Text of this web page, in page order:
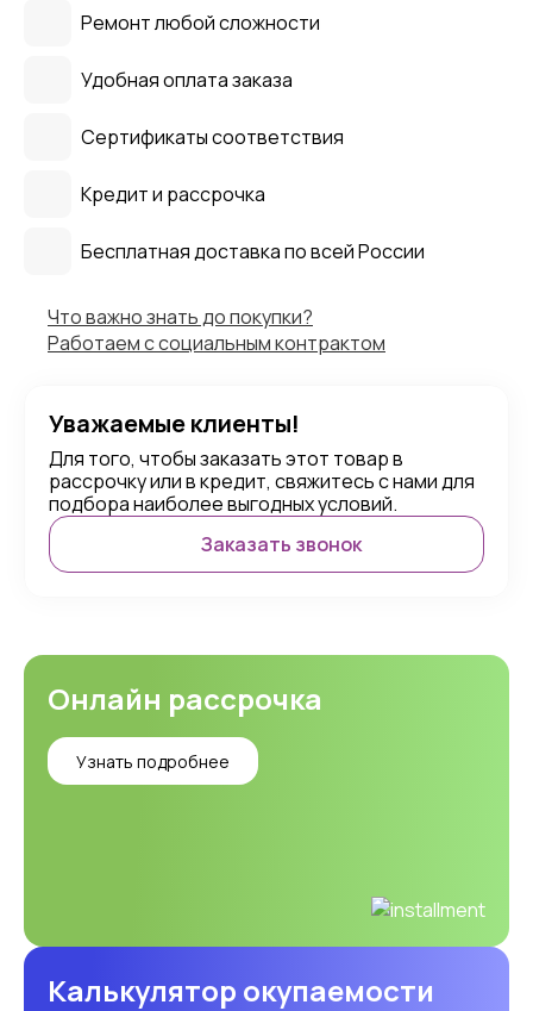
Ремонт любой сложности
Удобная оплата заказа
Сертификаты соответствия
Кредит и рассрочка
Бесплатная доставка по всей России
Что важно знать до покупки?
Работаем с социальным контрактом
Уважаемые клиенты!
Для того, чтобы заказать этот товар в
рассрочку или в кредит, свяжитесь с нами для
подбора наиболее выгодных условий.
Заказать звонок
Онлайн рассрочка
Узнать подробнее
Калькулятор окупаемости